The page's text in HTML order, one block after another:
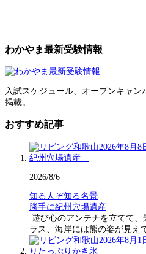
わかやま最新受験情報
入試スケジュール、オープンキャ
掲載。
おすすめ記事
2026/8/6
知る人ぞ知る名景
勝手に紀州穴場遺産
遊び心のアンテナを立てて
ラス、海岸には熊の姿が見え